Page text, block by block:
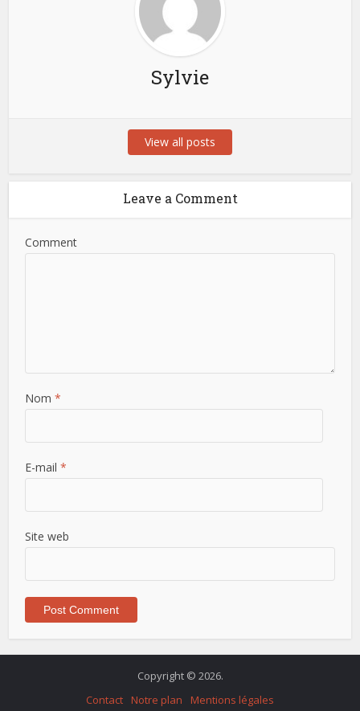
Sylvie
View all posts
Leave a Comment
Comment
Nom*
E-mail*
Site web
Copyright © 2026.
Contact
Notre plan Mentions légales